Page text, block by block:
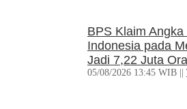
BPS Klaim
Indonesia pada
Jadi 7,22 Juta
05/08/2026 13:45 WIB ||